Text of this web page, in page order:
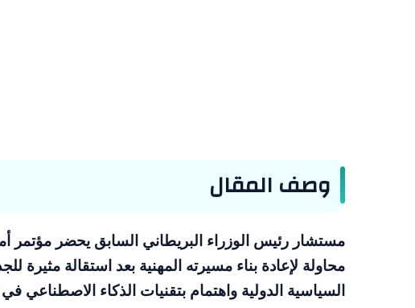
وصف المقال
مستشار رئيس الوزراء البريطاني السابق يحضر
محاولة لإعادة بناء مسيرته المهنية بعد استقالة
السياسية الدولية واهتمام بتقنيات الذكاء الاصطناعي في